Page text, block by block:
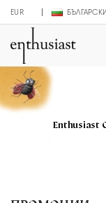
EUR БЪЛГАРСКИ
Enthusiast